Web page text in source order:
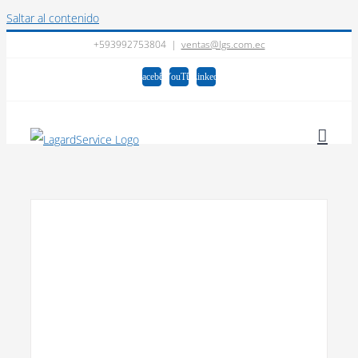
Saltar al contenido
+593992753804 | ventas@lgs.com.ec
FacebookYouTubeLinkedIn